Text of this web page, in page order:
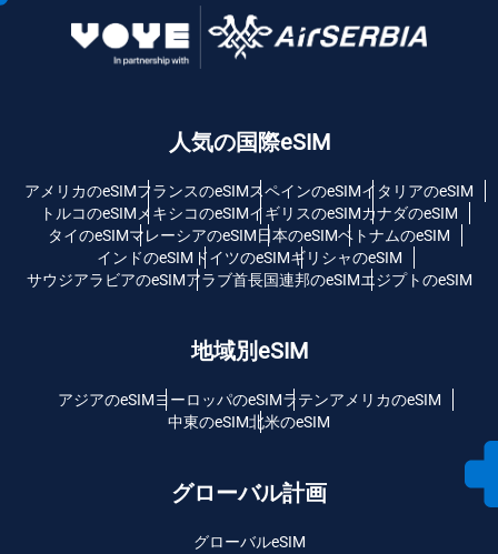
人気の国際eSIM
アメリカのeSIMフランスのeSIMスペインのeSIMイタリアのeSIM
トルコのeSIM メキシコのeSIMイギリスのeSIMカナダのeSIM
タイのeSIMマレーシアのeSIM日本のeSIMベトナムのeSIM
インドのeSIM ドイツのeSIMギリシャのeSIM
サウジアラビアのeSIMアラブ首長国連邦のeSIMエジプトのeSIM
地域別eSIM
アジアのeSIMヨーロッパのeSIMラテンアメリカのeSIM
中東のeSIM北米のeSIM
グローバル計画
グローバルeSIM